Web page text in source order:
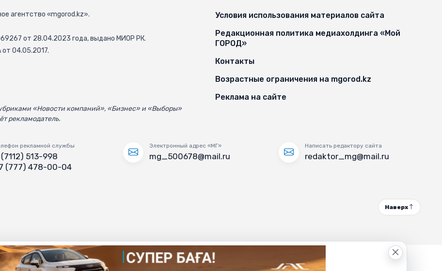
агентство «mgorod.kz».
от 28.04.2023 года, выдано МИОР РК.
04.05.2017.
«Новости компаний», «Бизнес» и «Выборы»
рекламодатель.
Условия использования материалов сайта
Редакционная политика медиахолдинга «Мой
ГОРОД»
Контакты
Возрастные ограничения на mgorod.kz
Реклама на сайте
рекламной службы
513-998
(777) 478-00-04
Электронный адрес «МГ»
mg_500678@mail.ru
Написать редактору сайта
redaktor_mg@mail.ru
Наверх